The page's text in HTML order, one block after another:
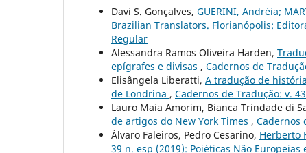
Davi S. Gonçalves, GUERINI, Andréia;
Brazilian Translators. Florianópolis:
Regular
Alessandra Ramos Oliveira Harden,
epígrafes e divisas , Cadernos de
Elisângela Liberatti, A tradução de
de Londrina , Cadernos de Tradução: v.
Lauro Maia Amorim, Bianca Trindade di
de artigos do New York Times , Cadernos
Álvaro Faleiros, Pedro Cesarino, Herberto
39 n. esp (2019): Poiéticas Não